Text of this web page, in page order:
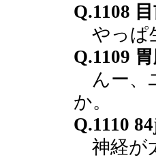
Q.1108
やっぱ
Q.1109
んー、
か。
Q.1110
神経が